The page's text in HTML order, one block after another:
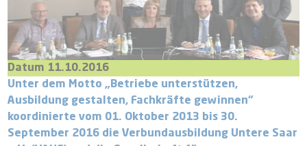
Datum 11.10.2016
Unter dem Motto „Betriebe unterstützen,
Ausbildung gestalten, Fachkräfte gewinnen“
koordinierte vom 01. Oktober 2013 bis 30.
September 2016 die Verbundausbildung Untere Saar